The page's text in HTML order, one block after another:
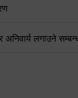
अनिवार्य लगाउने